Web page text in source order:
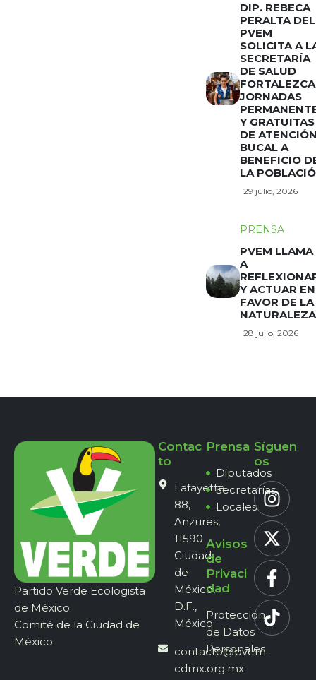
DIP. REBECA
PERALTA DEL
PVEM
SOLICITA A
SECRETARÍA
DE SALUD
FORTALEZCA
JORNADAS
Y GRATUITAS
DE
BUCAL A
BENEFICIO
LA
29 julio, 2026
PRENSA
PVEM LLAMA
A
Y ACTUAR EN
FAVOR DE LA
NATURALEZA
28 julio, 2026
Partido Verde Ecologista
de México
Comité de la Ciudad de
México
Contac
to
Lafayette
88,
Anzures,
11590
Ciudad
de
México,
D.F.,
México
contacto@pvem-
cdmx.org.mx
Prensa
Diputados
Secretarías
Locales
Avisos
de
Privaci
dad
Protección
de Datos
Personales
Síguen
os